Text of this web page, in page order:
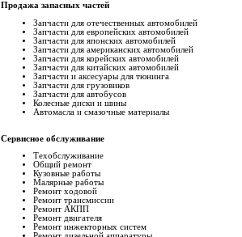
Продажа запасных частей
Запчасти для отечественных автомобилей
Запчасти для европейских автомобилей
Запчасти для японских автомобилей
Запчасти для американских автомобилей
Запчасти для корейских автомобилей
Запчасти для китайских автомобилей
Запчасти и аксесуары для тюнинга
Запчасти для грузовиков
Запчасти для автобусов
Колесные диски и шины
Автомасла и смазочные материалы
Сервисное обслуживание
Техобслуживание
Общий ремонт
Кузовные работы
Малярные работы
Ремонт ходовой
Ремонт трансмиссии
Ремонт АКПП
Ремонт двигателя
Ремонт инжекторных систем